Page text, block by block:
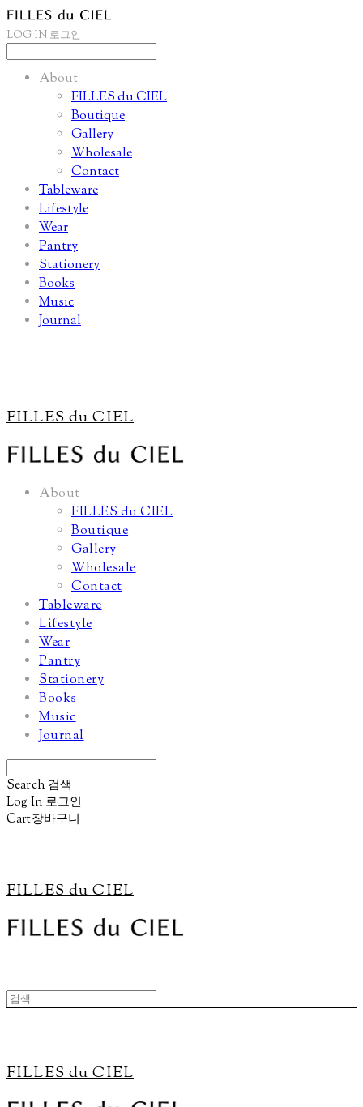
LOG IN 로그인
About
FILLES du CIEL
Boutique
Gallery
Wholesale
Contact
Tableware
Lifestyle
Wear
Pantry
Stationery
Books
Music
Journal
FILLES du CIEL
About
FILLES du CIEL
Boutique
Gallery
Wholesale
Contact
Tableware
Lifestyle
Wear
Pantry
Stationery
Books
Music
Journal
Search 검색
Log In 로그인
Cart장바구니
FILLES du CIEL
FILLES du CIEL